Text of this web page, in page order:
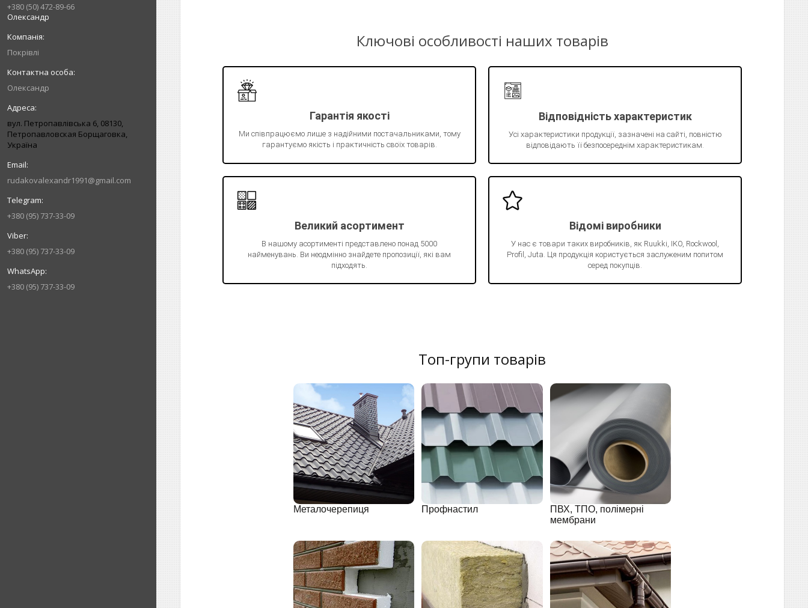
+380 (50) 472-89-66
Олександр
Покрівлі
Олександр
вул. Петропавлівська 6, 08130,
Петропавловская Борщаговка,
Україна
rudakovalexandr1991@gmail.com
+380 (95) 737-33-09
+380 (95) 737-33-09
+380 (95) 737-33-09
Ключові особливості наших товарів
Гарантія якості
Ми співпрацюємо лише з надійними постачальниками, тому
гарантуємо якість і практичність своїх товарів.
Відповідність характеристик
Усі характеристики продукції, зазначені на сайті, повністю
відповідають її безпосереднім характеристикам.
Великий асортимент
В нашому асортименті представлено понад 5000
найменувань. Ви неодмінно знайдете пропозиції, які вам
підходять.
Відомі виробники
У нас є товари таких виробників, як Ruukki, IKO, Rockwool,
Profil, Juta. Ця продукція користується заслуженим попитом
серед покупців.
Топ-групи товарів
Металочерепиця Профнастил
ПВХ, ТПО, полімерні
мембрани